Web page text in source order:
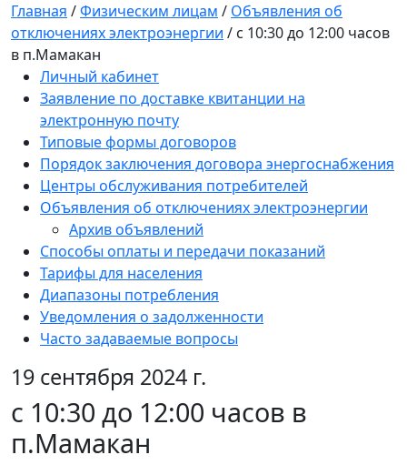
Главная /Физическим лицам / Объявления об
отключениях электроэнергии / с 10:30 до 12:00 часов
в п.Мамакан
Личный кабинет
Заявление по доставке квитанции на
электронную почту
Типовые формы договоров
Порядок заключения договора энергоснабжения
Центры обслуживания потребителей
Объявления об отключениях электроэнергии
Архив объявлений
Способы оплаты и передачи показаний
Тарифы для населения
Диапазоны потребления
Уведомления о задолженности
Часто задаваемые вопросы
19 сентября 2024 г.
с 10:30 до 12:00 часов в
п.Мамакан